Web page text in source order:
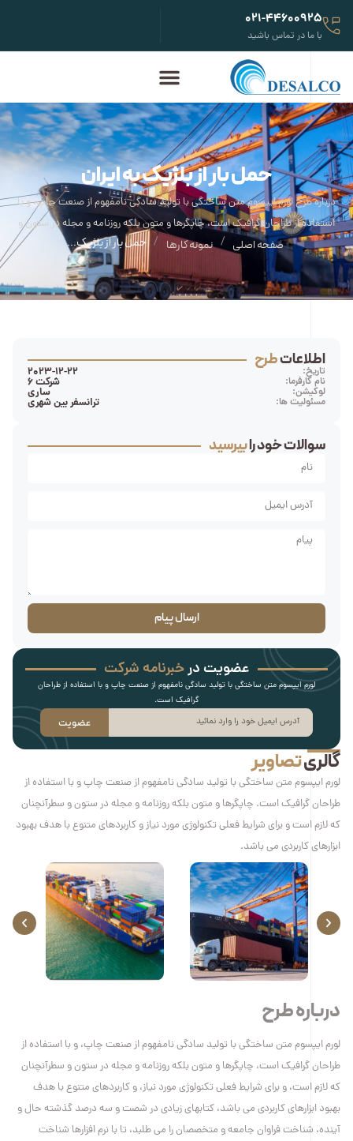
021-44600925
با ما در تماس باشید
حمل بار از بلژیک به ایران
درباره طرح لورم ایپسوم متن ساختگی با تولید سادگی نامفهوم از صنعت چاپ، و با
استفاده از طراحان گرافیک است، چاپگرها و متون بلکه روزنامه و مجله در ستون و
صفحه اصلی / نمونه کارها / حمل بار از بلژیک...
اطلاعاتطرح
تاریخ: 2023-12-22
نام کارفرما: شرکت 6
لوکیشن: ساری
مسئولیت ها: ترانسفر بین شهری
سوالات خود رابپرسید
ارسال پیام
عضویت درخبرنامه شرکت
لورم ایپسوم متن ساختگی با تولید سادگی نامفهوم از صنعت چاپ و با استفاده از طراحان
گرافیک است.
عضویت
گالریتصاویر
لورم ایپسوم متن ساختگی با تولید سادگی نامفهوم از صنعت چاپ و با استفاده از
طراحان گرافیک است. چاپگرها و متون بلکه روزنامه و مجله در ستون و سطرآنچنان
که لازم است و برای شرایط فعلی تکنولوژی مورد نیاز و کاربردهای متنوع با هدف بهبود
ابزارهای کاربردی می باشد.
درباره طرح
لورم ایپسوم متن ساختگی با تولید سادگی نامفهوم از صنعت چاپ، و با استفاده از
طراحان گرافیک است، چاپگرها و متون بلکه روزنامه و مجله در ستون و سطرآنچنان
که لازم است، و برای شرایط فعلی تکنولوژی مورد نیاز، و کاربردهای متنوع با هدف
بهبود ابزارهای کاربردی می باشد، کتابهای زیادی در شصت و سه درصد گذشته حال و
آینده، شناخت فراوان جامعه و متخصصان را می طلبد، تا با نرم افزارها شناخت